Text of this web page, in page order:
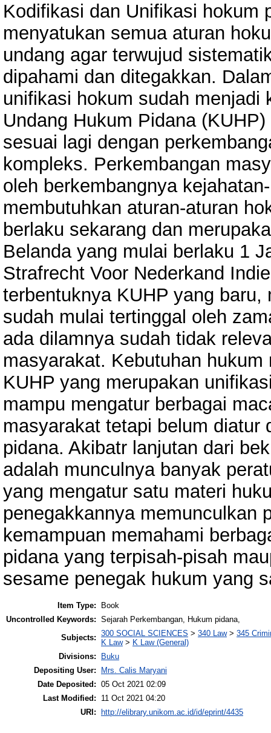
Kodifikasi dan Unifikasi hokum
menyatukan semua aturan
undang agar terwujud
dipahami dan ditegakkan.
unifikasi hokum sudah menjadi
Undang Hukum Pidana
sesuai lagi dengan
kompleks. Perkembangan
oleh berkembangnya
membutuhkan aturan-aturan
berlaku sekarang dan
Belanda yang mulai berlaku 1
Strafrecht Voor Nederkand
terbentuknya KUHP yang
sudah mulai tertinggal oleh
ada dilamnya sudah tidak
masyarakat. Kebutuhan
KUHP yang merupakan
mampu mengatur berbagai
masyarakat tetapi belum diatur
pidana. Akibatr lanjutan dari
adalah munculnya banyak
yang mengatur satu materi
penegakkannya memunculkan
kemampuan memahami
pidana yang terpisah-pisah
sesame penegak hukum yang
Item Type:
Book
Uncontrolled Keywords: Sejarah Perkembangan, Hukum pidana,
Subjects: 300 SOCIAL SCIENCES > 340 Law> 345
K Law> K Law (General)
Divisions:
Buku
Depositing User:
Mrs. Calis Maryani
Date Deposited: 05 Oct 2021 02:09
Last Modified:
11 Oct 2021 04:20
URI:
http://elibrary.unikom.ac.id/id/eprint/4435